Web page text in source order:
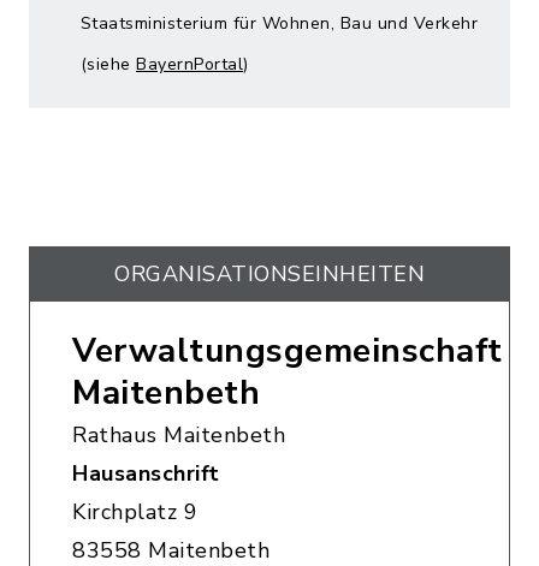
Staatsministerium für Wohnen, Bau und Verkehr
(siehe BayernPortal)
ORGANISATIONS­EINHEITEN
Verwaltungsgemeinschaft
Maitenbeth
Rathaus Maitenbeth
Hausanschrift
Kirchplatz 9
83558 Maitenbeth